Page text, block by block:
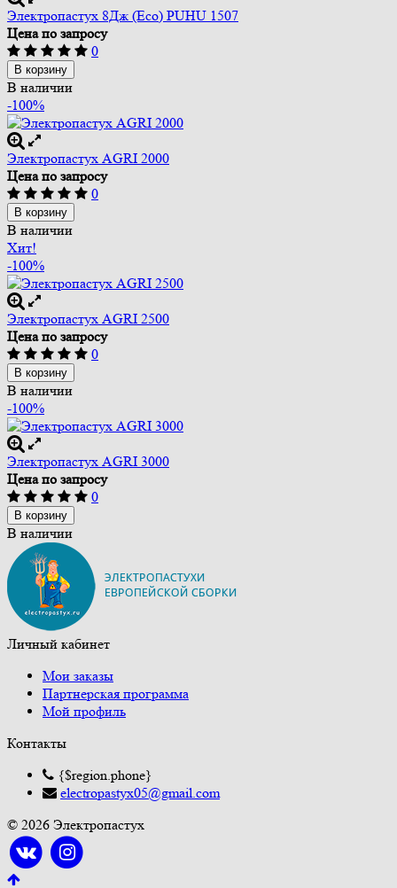
Электропастух 8Дж (Eco) PUHU 1507
Цена по запросу
0
В корзину
В наличии
-100%
Электропастух AGRI 2000
Цена по запросу
0
В корзину
В наличии
Хит!
-100%
Электропастух AGRI 2500
Цена по запросу
0
В корзину
В наличии
-100%
Электропастух AGRI 3000
Цена по запросу
0
В корзину
В наличии
Личный кабинет
Мои заказы
Партнерская программа
Мой профиль
Контакты
{$region.phone}
electropastyx05@gmail.com
© 2026 Электропастух